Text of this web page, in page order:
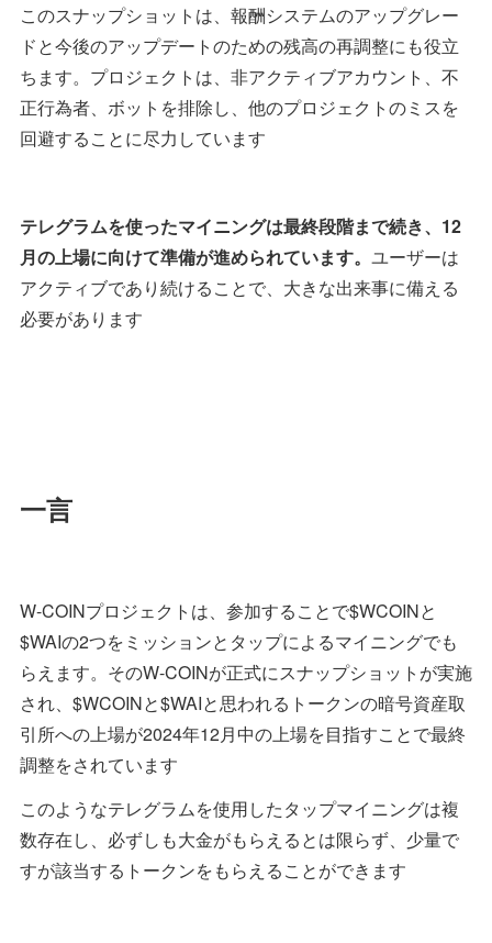
このスナップショットは、報酬システムのアップグレー
ドと今後のアップデートのための残高の再調整にも役立
ちます。プロジェクトは、非アクティブアカウント、不
正行為者、ボットを排除し、他のプロジェクトのミスを
回避することに尽力しています
テレグラムを使ったマイニングは最終段階まで続き、12
月の上場に向けて準備が進められています。 ユーザーは
アクティブであり続けることで、大きな出来事に備える
必要があります
一言
W-COINプロジェクトは、参加することで$WCOINと
$WAIの2つをミッションとタップによるマイニングでも
らえます。そのW-COINが正式にスナップショットが実施
され、$WCOINと$WAIと思われるトークンの暗号資産取
引所への上場が2024年12月中の上場を目指すことで最終
調整をされています
このようなテレグラムを使用したタップマイニングは複
数存在し、必ずしも大金がもらえるとは限らず、少量で
すが該当するトークンをもらえることができます